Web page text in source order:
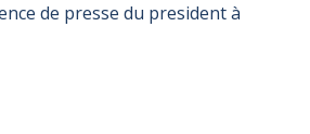
de presse du president à